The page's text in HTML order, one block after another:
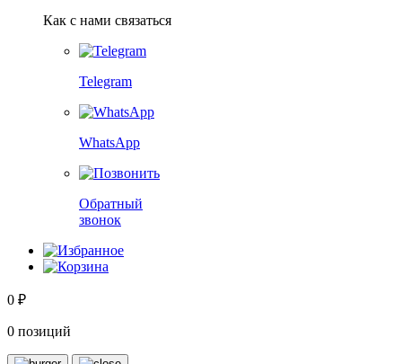
Как с нами связаться
Telegram
WhatsApp
Обратный
звонок
0 ₽
0 позиций